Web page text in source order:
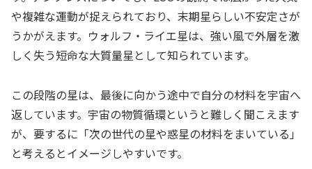
や複雑な運動が捉えられており、末期星らしい不安定さが
うかがえます。ウォルフ・ライエ星は、強い風で外層を激
しく失う短命な大質量星として知られています。
この段階の星は、最後に向かう途中で自分の材料を宇宙へ
返しています。宇宙の物質循環というと難しく聞こえます
が、要するに「次の世代の星や惑星の材料をまいている」
と考えるとイメージしやすいです。